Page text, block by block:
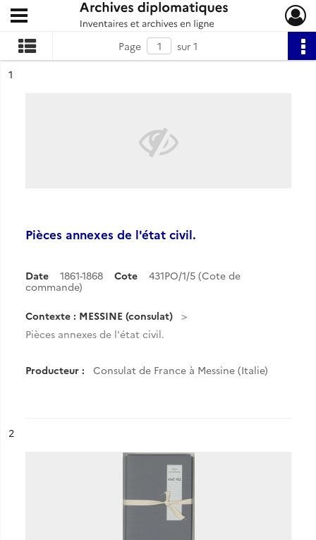
Archives diplomatiques
Ouvrir le menu déroulant
Page
sur 1
n°
1
Pièces annexes de l'état civil.
Date 1861-1868 Cote
431PO/1/5 (Cote de
commande)
Contexte : MESSINE (consulat)
Pièces annexes de l'état civil.
Producteur : Consulat de France à Messine (Italie)
n°
2